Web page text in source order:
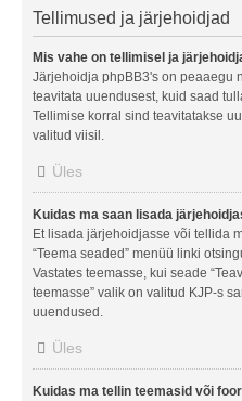
Tellimused ja järjehoidjad
Mis vahe on tellimisel ja
Järjehoidja phpBB3's on peaaegu
teavitata uuendusest, kuid saad
Tellimise korral sind teavitatakse
valitud viisil.
Üles
Kuidas ma saan lisada
Et lisada järjehoidjasse või tellida
“Teema seaded” menüü linki
Vastates teemasse, kui seade
teemasse” valik on valitud KJP-s
uuendused.
Üles
Kuidas ma tellin teemasid või